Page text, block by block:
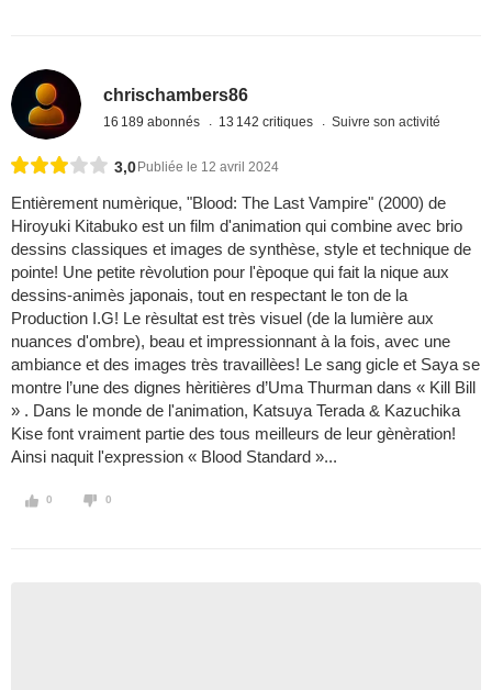
chrischambers86
16 189 abonnés 13 142 critiques Suivre son activité
3,0 Publiée le 12 avril 2024
Entièrement numèrique, "Blood: The Last Vampire" (2000) de
Hiroyuki Kitabuko est un film d'animation qui combine avec brio
dessins classiques et images de synthèse, style et technique de
pointe! Une petite rèvolution pour l'èpoque qui fait la nique aux
dessins-animès japonais, tout en respectant le ton de la
Production I.G! Le rèsultat est très visuel (de la lumière aux
nuances d'ombre), beau et impressionnant à la fois, avec une
ambiance et des images très travaillèes! Le sang gicle et Saya se
montre l’une des dignes hèritières d’Uma Thurman dans « Kill Bill
» . Dans le monde de l'animation, Katsuya Terada & Kazuchika
Kise font vraiment partie des tous meilleurs de leur gènèration!
Ainsi naquit l'expression « Blood Standard »...
0 0